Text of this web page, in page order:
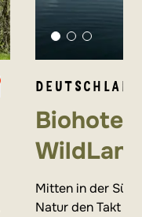
DEUTSCHLAND
Biohotel
WildLand
Mitten in der
Natur den Takt